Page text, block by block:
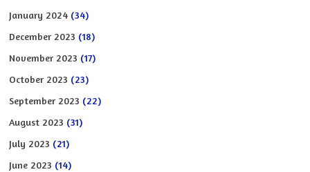
January 2024 (34)
December 2023 (18)
November 2023 (17)
October 2023 (23)
September 2023 (22)
August 2023 (31)
July 2023 (21)
June 2023 (14)